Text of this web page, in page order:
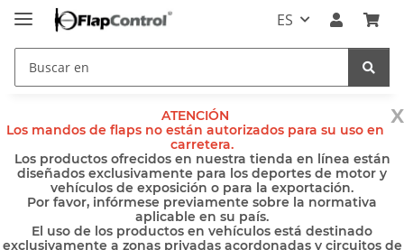
ES
x
ATENCIÓN
Los mandos de flaps no están autorizados para su uso en
carretera.
Los productos ofrecidos en nuestra tienda en línea están
diseñados exclusivamente para los deportes de motor y
vehículos de exposición o para la exportación.
Por favor, infórmese previamente sobre la normativa
aplicable en su país.
El uso de los productos en vehículos está destinado
exclusivamente a zonas privadas acordonadas y circuitos de